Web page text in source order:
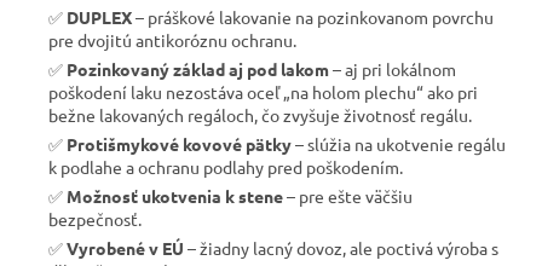
✅ DUPLEX– práškové lakovanie na pozinkovanom povrchu
pre dvojitú antikoróznu ochranu.
✅ Pozinkovaný základ aj pod lakom– aj pri lokálnom
poškodení laku nezostáva oceľ „na holom plechu“ ako pri
bežne lakovaných regáloch, čo zvyšuje životnosť regálu.
✅ Protišmykové kovové pätky– slúžia na ukotvenie regálu
k podlahe a ochranu podlahy pred poškodením.
✅ Možnosť ukotvenia k stene– pre ešte väčšiu
bezpečnosť.
✅Vyrobené v EÚ – žiadny lacný dovoz, ale poctivá výroba s